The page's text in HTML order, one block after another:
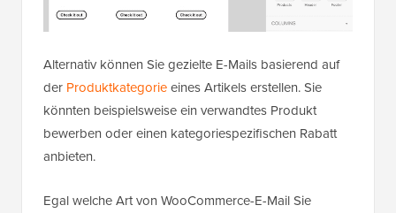
Alternativ können Sie gezielte E-Mails basierend auf
der Produktkategorieeines Artikels erstellen. Sie
könnten beispielsweise ein verwandtes Produkt
bewerben oder einen kategoriespezifischen Rabatt
anbieten.
Egal welche Art von WooCommerce-E-Mail Sie